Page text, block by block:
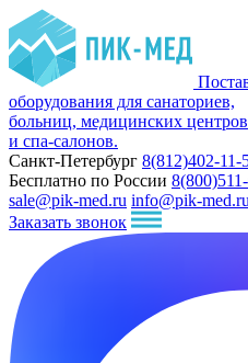
оборудования для санаториев,
больниц, медицинских центров
и спа-салонов.
Санкт-Петербург 8(812)402-11-
Бесплатно по России
sale@pik-med.ru info@pik-med.ru
Заказать звонок